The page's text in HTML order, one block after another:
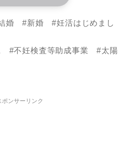
婚 #新婚 #妊活はじめまし
#不妊検査等助成事業 #太陽
ポンサーリンク